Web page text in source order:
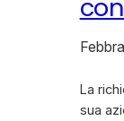
La
sua